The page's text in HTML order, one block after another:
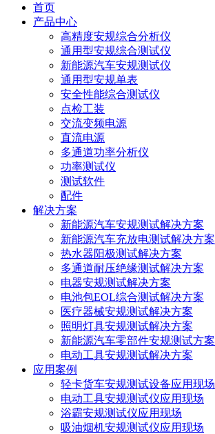
首页
产品中心
高精度安规综合分析仪
通用型安规综合测试仪
新能源汽车安规测试仪
通用型安规单表
安全性能综合测试仪
点检工装
交流变频电源
直流电源
多通道功率分析仪
功率测试仪
测试软件
配件
解决方案
新能源汽车安规测试解决方案
新能源汽车充放电测试解决方案
热水器阳极测试解决方案
多通道耐压绝缘测试解决方案
电器安规测试解决方案
电池包EOL综合测试解决方案
医疗器械安规测试解决方案
照明灯具安规测试解决方案
新能源汽车零部件安规测试方案
电动工具安规测试解决方案
应用案例
轻卡货车安规测试设备应用现场
电动工具安规测试仪应用现场
浴霸安规测试仪应用现场
吸油烟机安规测试仪应用现场